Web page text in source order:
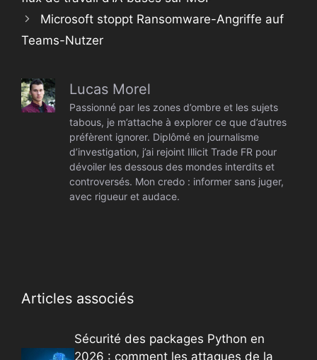
Microsoft stoppt Ransomware-Angriffe auf
Teams-Nutzer
Lucas Morel
Passionné par les zones d’ombre et les sujets
tabous, je m’attache à explorer ce que d’autres
préfèrent ignorer. Diplômé en journalisme
d’investigation, j’ai rejoint Illicit Trade FR pour
dévoiler les dessous des mondes interdits et
controversés. Mon credo : informer sans juger,
avec rigueur et audace.
Articles associés
Sécurité des packages Python en
2026 : comment les attaques de la